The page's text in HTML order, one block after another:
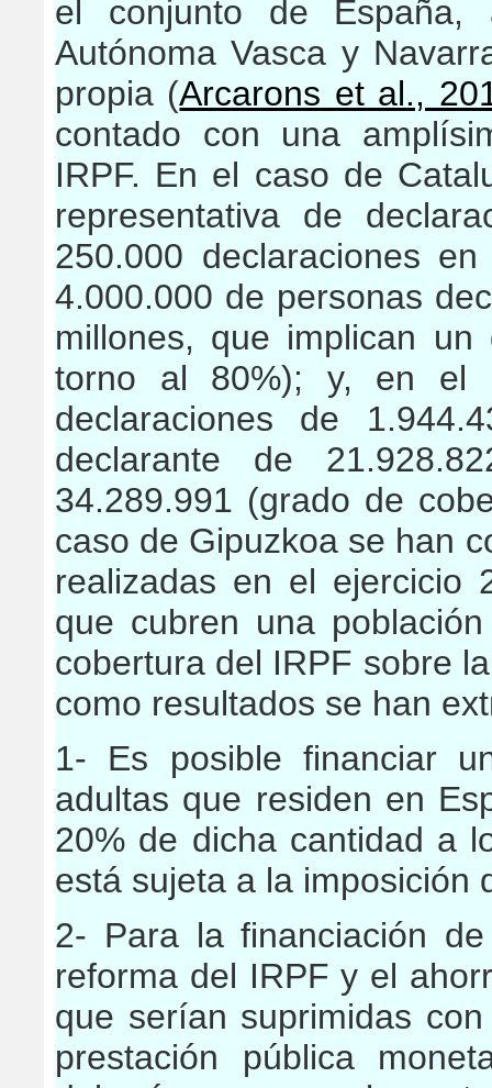
el conjunto de España,
Autónoma Vasca y
propia (Arcarons et al.,
contado con una
IRPF. En el caso de
representativa de
250.000 declaraciones
4.000.000 de personas
millones, que implican
torno al 80%); y, en el
declaraciones de
declarante de
34.289.991 (grado de
caso de Gipuzkoa se han
realizadas en el ejercicio
que cubren una
cobertura del IRPF sobre
como resultados se han
1- Es posible financiar
adultas que residen en
20% de dicha cantidad a
está sujeta a la imposición
2- Para la financiación
reforma del IRPF y el
que serían suprimidas
prestación pública